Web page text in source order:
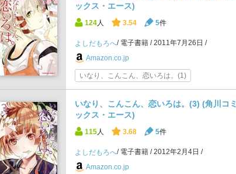
ックス・エース)
124 人 3.54 5件
よしだもろへ 電子書籍
2011年7月26日
Amazon.co.jp
いなり、こんこん、恋いろは。(1)
いなり、こんこん、恋いろは。(3) (角川コミ
ックス・エース)
115 人 3.68 5件
よしだもろへ 電子書籍
2012年2月4日
Amazon.co.jp